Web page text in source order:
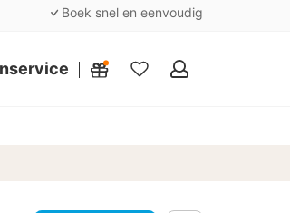
Boek snel en eenvoudig
Mijn